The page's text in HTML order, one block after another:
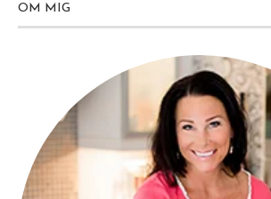
OM MIG